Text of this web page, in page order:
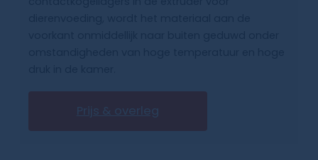
Prijs & overleg